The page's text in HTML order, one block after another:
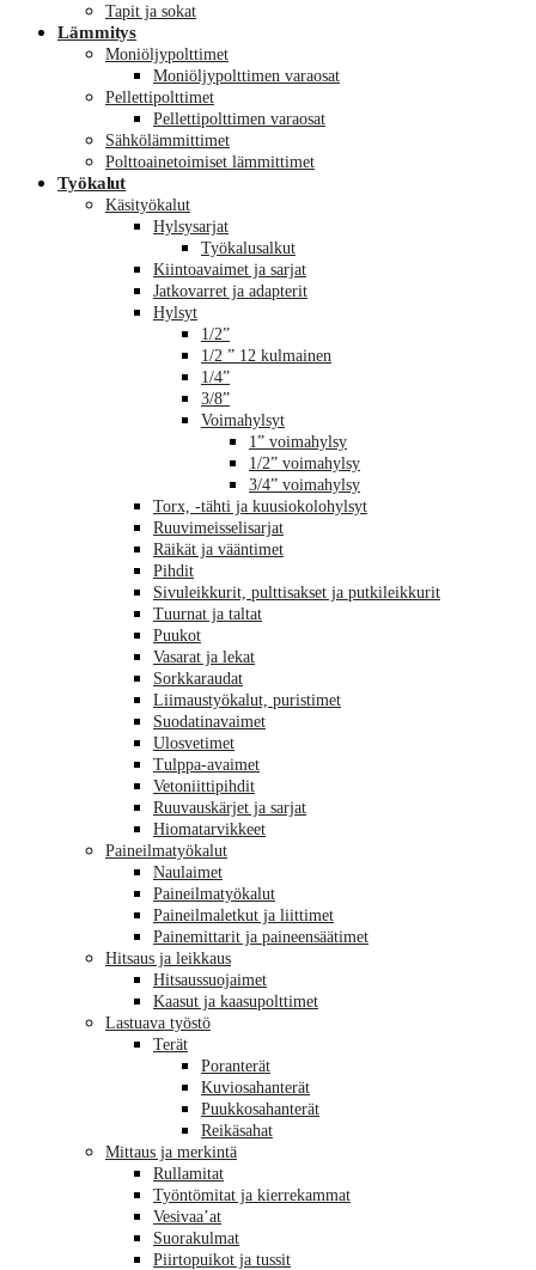
Tapit ja sokat
Lämmitys
Moniöljypolttimet
Moniöljypolttimen varaosat
Pellettipolttimet
Pellettipolttimen varaosat
Sähkölämmittimet
Polttoainetoimiset lämmittimet
Työkalut
Käsityökalut
Hylsysarjat
Työkalusalkut
Kiintoavaimet ja sarjat
Jatkovarret ja adapterit
Hylsyt
1/2”
1/2 ” 12 kulmainen
1/4”
3/8”
Voimahylsyt
1” voimahylsy
1/2” voimahylsy
3/4” voimahylsy
Torx, -tähti ja kuusiokolohylsyt
Ruuvimeisselisarjat
Räikät ja vääntimet
Pihdit
Sivuleikkurit, pulttisakset ja putkileikkurit
Tuurnat ja taltat
Puukot
Vasarat ja lekat
Sorkkaraudat
Liimaustyökalut, puristimet
Suodatinavaimet
Ulosvetimet
Tulppa-avaimet
Vetoniittipihdit
Ruuvauskärjet ja sarjat
Hiomatarvikkeet
Paineilmatyökalut
Naulaimet
Paineilmatyökalut
Paineilmaletkut ja liittimet
Painemittarit ja paineensäätimet
Hitsaus ja leikkaus
Hitsaussuojaimet
Kaasut ja kaasupolttimet
Lastuava työstö
Terät
Poranterät
Kuviosahanterät
Puukkosahanterät
Reikäsahat
Mittaus ja merkintä
Rullamitat
Työntömitat ja kierrekammat
Vesivaa’at
Suorakulmat
Piirtopuikot ja tussit